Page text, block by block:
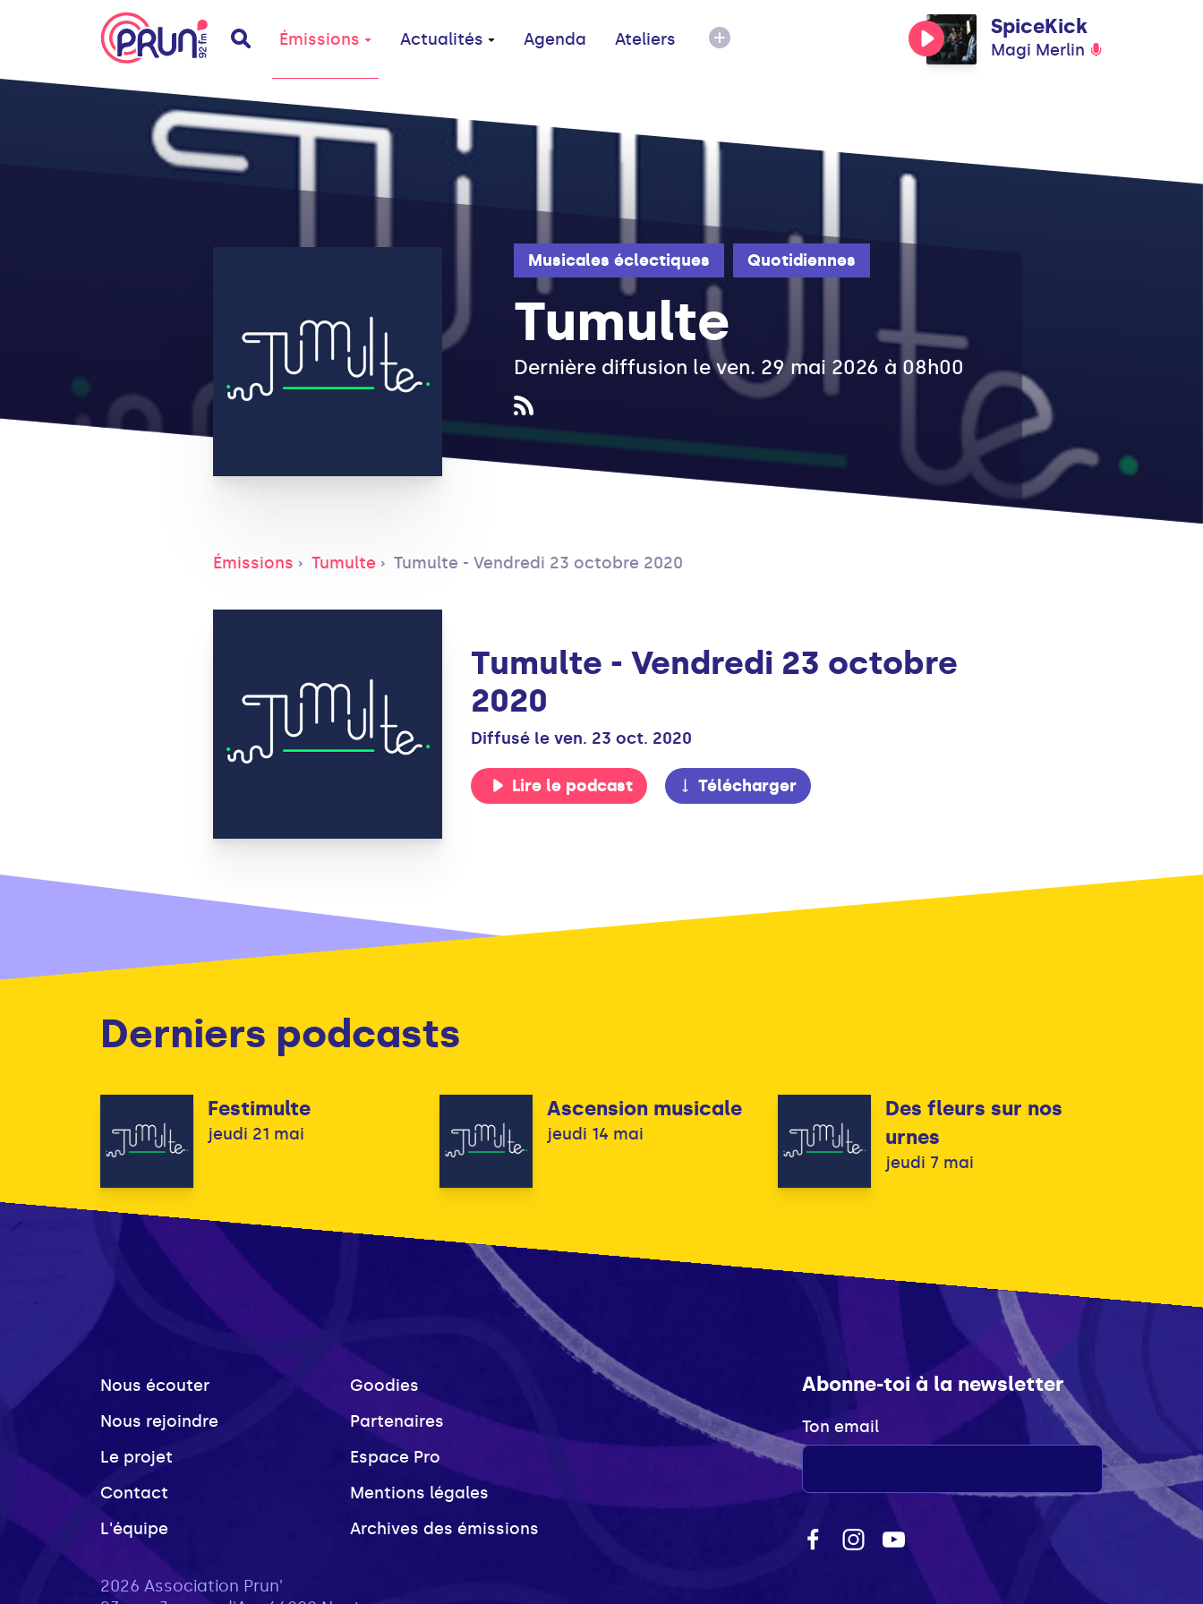
Émissions Actualités Agenda Ateliers
SpiceKick
Magi Merlin
Musicales éclectiques Quotidiennes
Tumulte
Dernière diffusion le ven. 29 mai 2026 à 08h00
Émissions Tumulte Tumulte - Vendredi 23 octobre 2020
Tumulte - Vendredi 23 octobre
2020
Diffusé le ven. 23 oct. 2020
Lire le podcast Télécharger
Derniers podcasts
Festimulte
jeudi 21 mai
Ascension musicale
jeudi 14 mai
Des fleurs sur nos
urnes
jeudi 7 mai
Nous écouter
Nous rejoindre
Le projet
Contact
L'équipe
Goodies
Partenaires
Espace Pro
Mentions légales
Archives des émissions
Abonne-toi à la newsletter
Ton email
2026 Association Prun'